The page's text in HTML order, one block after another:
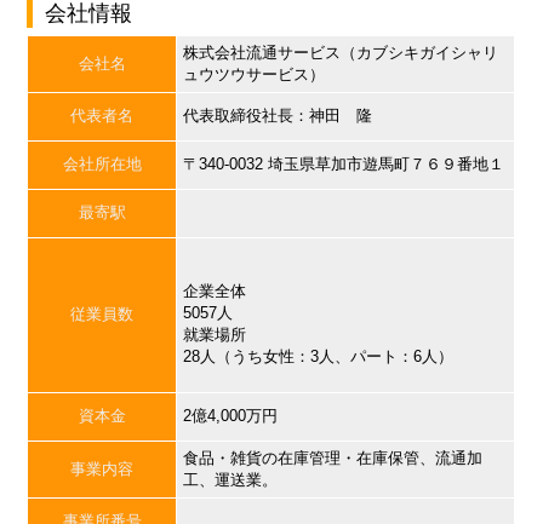
会社情報
会社名
株式会社流通サービス（カブシキガイシャリ
ュウツウサービス）
代表者名 代表取締役社長：神田 隆
会社所在地 〒340-0032 埼玉県草加市遊馬町７６９番地１
最寄駅
従業員数
企業全体
5057人
就業場所
28人（うち女性：3人、パート：6人）
資本金 2億4,000万円
事業内容
食品・雑貨の在庫管理・在庫保管、流通加
工、運送業。